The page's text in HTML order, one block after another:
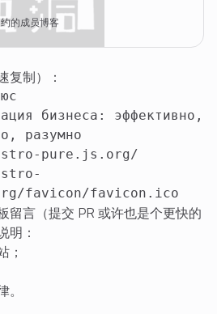
的成员博客
复制）：
бизнеса: эффективно,
разумно
pure.js.org/
favicon/favicon.ico
留言（提交 PR 或许也是个更快的
明：
；